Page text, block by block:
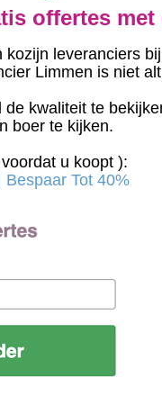
offertes met
kozijn leveranciers
Limmen is niet
kwaliteit te
boer te kijken.
u koopt ):
Tot 40%‎